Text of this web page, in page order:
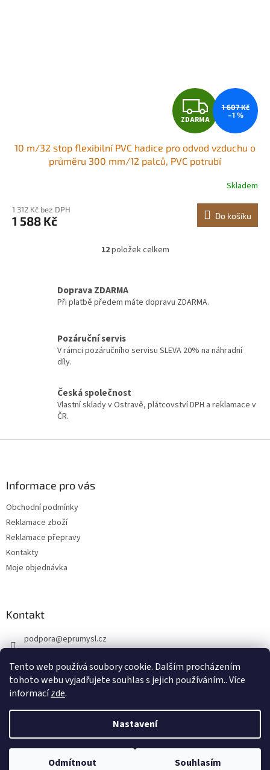
Tento web používá soubory cookie. Dalším procházením
tohoto webu vyjadřujete souhlas s jejich používáním.. Více
informacízde.
Nastavení
Odmítnout Souhlasím
Z
D
A
M
A
ZDARMA
1 607 Kč
–1 %
10 m/32 stop flexibilní PVC hadice pro odvod vzduchu o
průměru 300 mm/12 palců, PVC potrubí
Skladem
1 312 Kč bez DPH
1 588 Kč Do košíku
O
d
p
v
i
12položek celkem
Doprava ZDARMA
Při platbě předem máte dopravu ZDARMA.
Pozáruční servis
V rámci pozáručního servisu SLEVA 20% na náhradní
díly.
Česká společnost
Vlastní sklady v Ostravě, plátcovství DPH a reklamace v
ČR.
Informace pro vás
Obchodní podmínky
Reklamace zboží
Reklamace přepravy
Kontakty
Moje objednávka
Kontakt
podpora@eprumysl.cz
Vytvořil Shoptet
Copyright 2026Průmyslové potřeby . Všechna práva vyhrazena.